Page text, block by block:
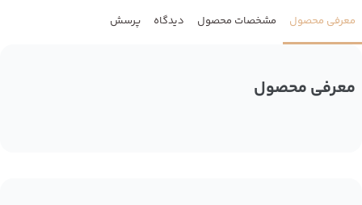
معرفی محصول مشخصات محصول دیدگاه پرسش
معرفی محصول